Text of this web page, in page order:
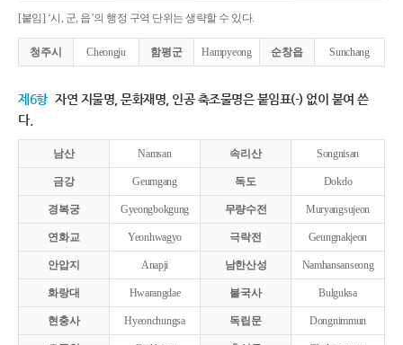
[붙임] ‘시, 군, 읍’의 행정 구역 단위는 생략할 수 있다.
청주시 Cheongju 함평군 Hampyeong 순창읍 Sunchang
제6항 자연 지물명, 문화재명, 인공 축조물명은 붙임표(-) 없이 붙여 쓴
다.
남산 Namsan 속리산 Songnisan
금강 Geumgang 독도 Dokdo
경복궁 Gyeongbokgung 무량수전 Muryangsujeon
연화교 Yeonhwagyo 극락전 Geungnakjeon
안압지 Anapji 남한산성 Namhansanseong
화랑대 Hwarangdae 불국사 Bulguksa
현충사 Hyeonchungsa 독립문 Dongnimmun